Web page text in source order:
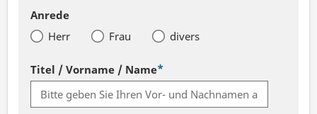
Anrede
Herr
Frau divers
Pflichtfeld
Titel / Vorname / Name*